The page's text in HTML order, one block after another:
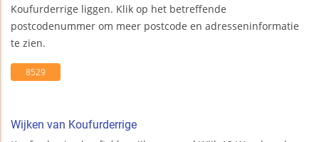
Koufurderrige liggen. Klik op het betreffende
postcodenummer om meer postcode en adresseninformatie
te zien.
8529
Wijken van Koufurderrige